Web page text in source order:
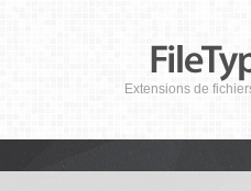
Extensions de